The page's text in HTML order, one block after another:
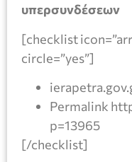
υπερσυνδέσεων
[checklist
circle=”yes”]
Permalink
p=13965
[/checklist]